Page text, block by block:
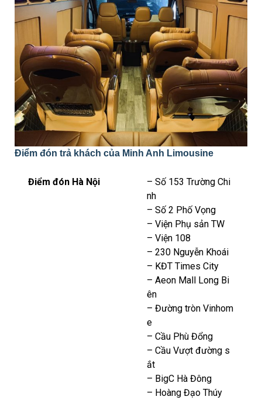
Điểm đón trả khách của Minh Anh Limousine
Điểm đón Hà Nội
– Số 153 Trường Chi
nh
– Số 2 Phố Vọng
– Viện Phụ sản TW
– Viện 108
– 230 Nguyễn Khoái
– KĐT Times City
– Aeon Mall Long Bi
ên
– Đường tròn Vinhom
e
– Cầu Phù Đổng
– Cầu Vượt đường s
ắt
– BigC Hà Đông
– Hoàng Đạo Thúy